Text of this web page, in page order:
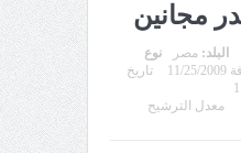
مجانين
البلد: مصر
نوع
تاريخ
معدل الترشيح